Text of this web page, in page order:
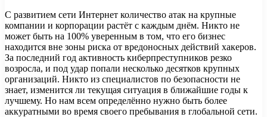
С развитием сети Интернет количество атак на крупные
компании и корпорации растёт с каждым днём. Никто не
может быть на 100% уверенным в том, что его бизнес
находится вне зоны риска от вредоносных действий хакеров.
За последний год активность киберпреступников резко
возросла, и под удар попали несколько десятков крупных
организаций. Никто из специалистов по безопасности не
знает, изменится ли текущая ситуация в ближайшие годы к
лучшему. Но нам всем определённо нужно быть более
аккуратными во время своего пребывания в глобальной сети.